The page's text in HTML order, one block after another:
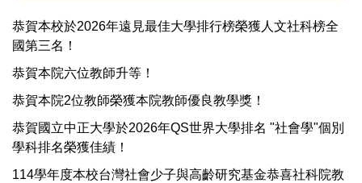
恭賀本校於2026年遠見最佳大學排行榜榮獲人文社科榜全
國第三名！
恭賀本院六位教師升等！
恭賀本院2位教師榮獲本院教師優良教學獎！
恭賀國立中正大學於2026年QS世界大學排名 "社會學"個別
學科排名榮獲佳績！
114學年度本校台灣社會少子與高齡研究基金恭喜社科院教